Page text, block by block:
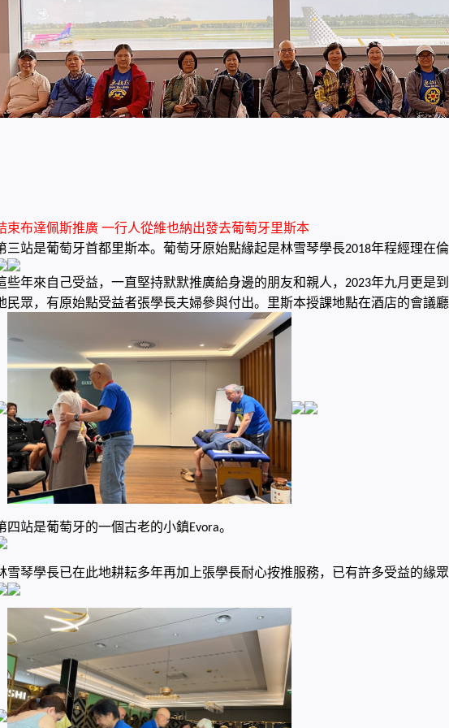
束布達佩斯推廣 一行人從維也納出發去葡萄牙里斯本
三站是葡萄牙首都里斯本。葡萄牙原始點緣起是林雪琴學長2018年程經理在
些年來自己受益，一直堅持默默推廣給身邊的朋友和親人，
2023年九月更是
民眾，有原始點受益者張學長夫婦參與付出。里斯本授課地點在酒店的會議
四站是葡萄牙的一個古老的小鎮Evora。
雪琴學長已在此地耕耘多年再加上張學長耐心按推服務，已有許多受益的緣